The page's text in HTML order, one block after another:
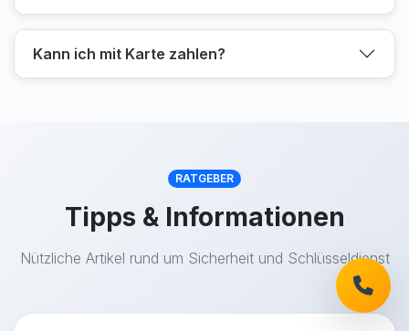
Kann ich mit Karte zahlen?
RATGEBER
Tipps & Informationen
Nützliche Artikel rund um Sicherheit und Schlüsseldienst